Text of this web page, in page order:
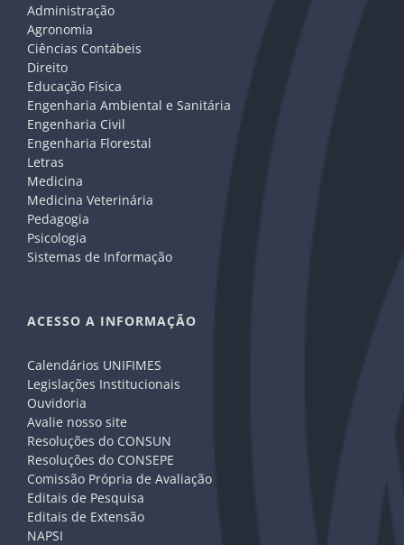
Administração
Agronomia
Ciências Contábeis
Direito
Educação Física
Engenharia Ambiental e Sanitária
Engenharia Civil
Engenharia Florestal
Letras
Medicina
Medicina Veterinária
Pedagogia
Psicologia
Sistemas de Informação
ACESSO A INFORMAÇÃO
Calendários UNIFIMES
Legislações Institucionais
Ouvidoria
Avalie nosso site
Resoluções do CONSUN
Resoluções do CONSEPE
Comissão Própria de Avaliação
Editais de Pesquisa
Editais de Extensão
NAPSI